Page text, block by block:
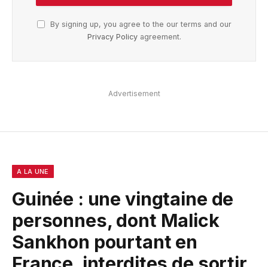
By signing up, you agree to the our terms and our
Privacy Policyagreement.
Advertisement
A LA UNE
Guinée : une vingtaine de
personnes, dont Malick
Sankhon pourtant en